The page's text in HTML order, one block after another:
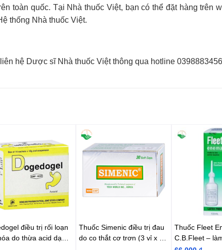
toàn quốc. Tại Nhà thuốc Việt, bạn có thể đặt hàng trên
thống Nhà thuốc Việt.
hệ Dược sĩ Nhà thuốc Việt thông qua hotline
điều trị rối loạn
do thừa acid dạ
Thuốc Simenic điều trị đau
do co thắt cơ trơn (3 vỉ x 10
Thuốc Fleet
C.B.Fleet –